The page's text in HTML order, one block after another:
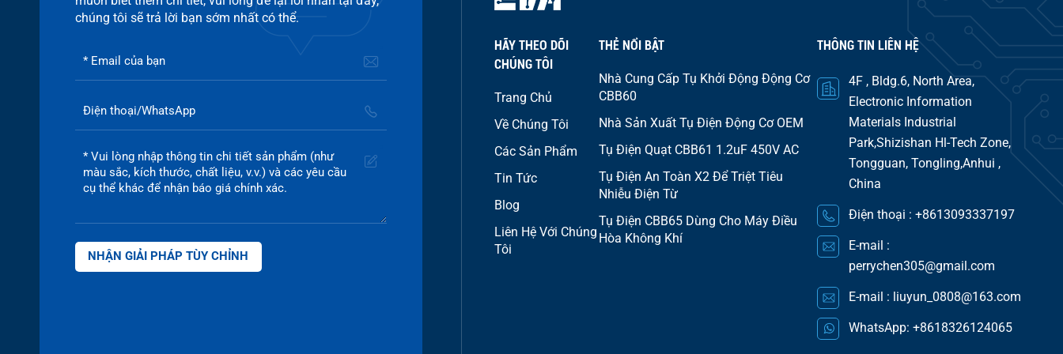
chúng tôi sẽ trả lời bạn sớm nhất có thể.
NHẬN GIẢI PHÁP TÙY CHỈNH
HÃY THEO DÕI
CHÚNG TÔI
Trang Chủ
Về Chúng Tôi
Các Sản Phẩm
Tin Tức
Blog
Liên Hệ Với Chúng
Tôi
THẺ NỔI BẬT
Nhà Cung Cấp Tụ Khởi Động Động Cơ
CBB60
Nhà Sản Xuất Tụ Điện Động Cơ OEM
Tụ Điện Quạt CBB61 1.2uF 450V AC
Tụ Điện An Toàn X2 Để Triệt Tiêu
Nhiễu Điện Từ
Tụ Điện CBB65 Dùng Cho Máy Điều
Hòa Không Khí
THÔNG TIN LIÊN HỆ
4F , Bldg.6, North Area,
Electronic Information
Materials Industrial
Park,Shizishan Hl-Tech Zone,
Tongguan, Tongling,Anhui ,
China
Điện thoại :+8613093337197
E-mail :
perrychen305@gmail.com
E-mail : liuyun_0808@163.com
WhatsApp:+8618326124065